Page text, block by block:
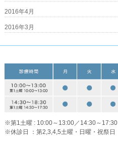
2016年4月
2016年3月
※第1土曜 : 10:00～13:00／14:30～17:30
※休診日 ：第2,3,4,5土曜・日曜・祝祭日